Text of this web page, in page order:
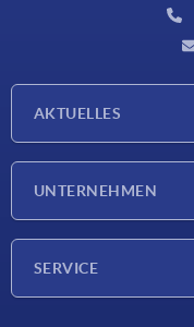
AKTUELLES
UNTERNEHMEN
SERVICE